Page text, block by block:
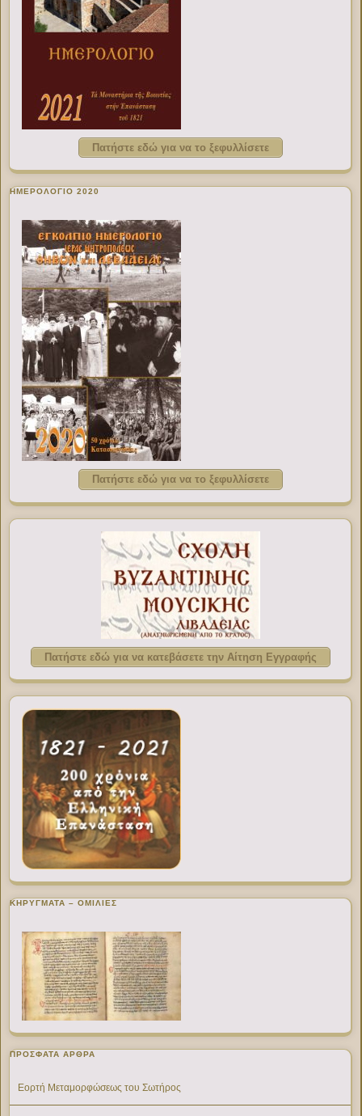
Πατήστε εδώ για να το ξεφυλλίσετε
ΗΜΕΡΟΛΟΓΙΟ 2020
Πατήστε εδώ για να το ξεφυλλίσετε
Πατήστε εδώ για να κατεβάσετε την Αίτηση Εγγραφής
ΚΗΡΥΓΜΑΤΑ – ΟΜΙΛΙΕΣ
ΠΡΌΣΦΑΤΑ ΆΡΘΡΑ
Εορτή Μεταμορφώσεως του Σωτήρος